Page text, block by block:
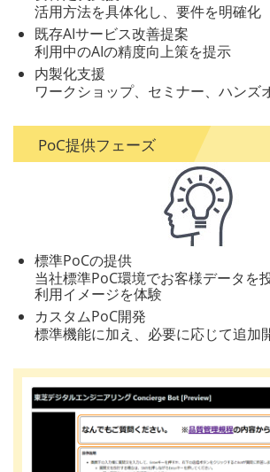
活用方法を具体化し、要件を明確化
既存AIサービス改善提案
利用中のAIの精度向上策を提示
内製化支援
ワークショップ、セミナー、ハンズ
PoC提供フェーズ
標準PoCの提供
当社標準PoC環境でお客様データを
利用イメージを体験
カスタムPoC開発
標準機能に加え、必要に応じて追加